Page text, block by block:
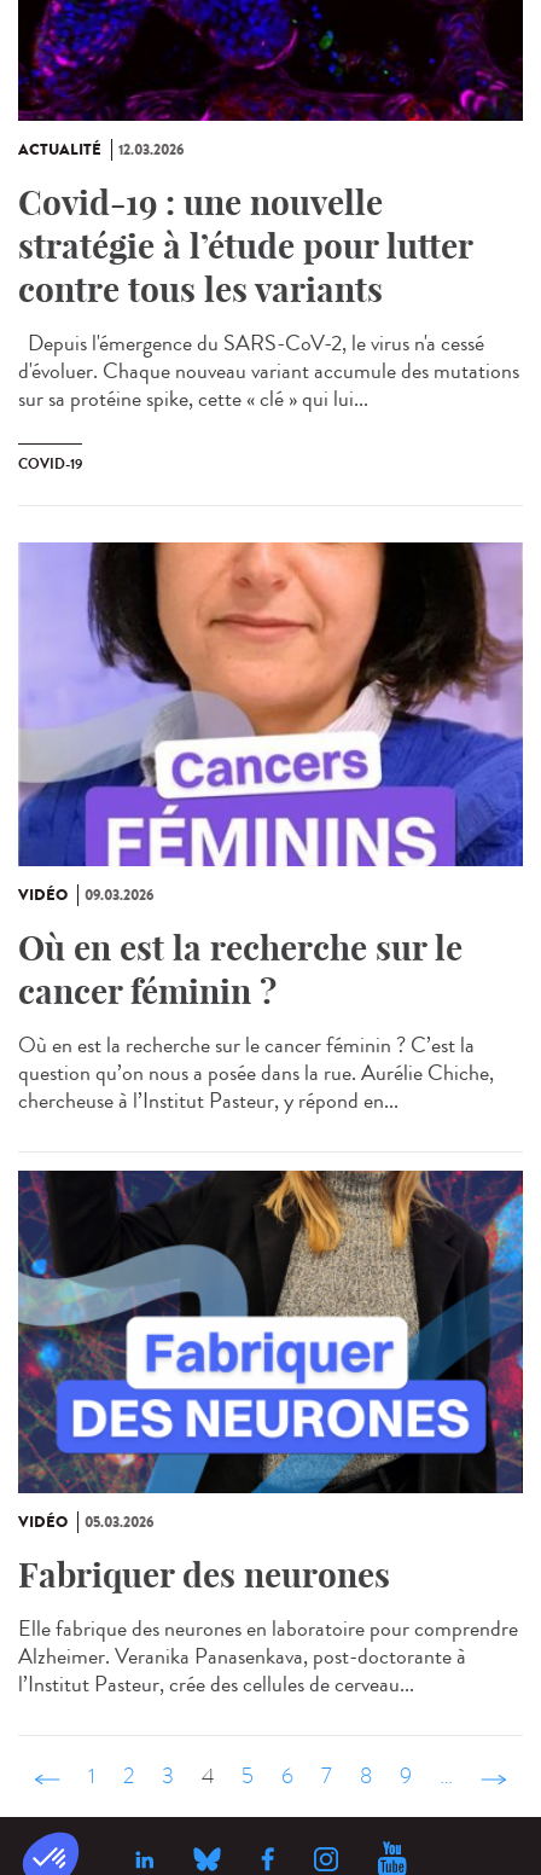
ACTUALITÉ 12.03.2026
Covid-19 : une nouvelle
stratégie à l’étude pour lutter
contre tous les variants
Depuis l'émergence du SARS-CoV-2, le virus n'a cessé
d'évoluer. Chaque nouveau variant accumule des mutations
sur sa protéine spike, cette « clé » qui lui...
COVID-19
VIDÉO 09.03.2026
Où en est la recherche sur le
cancer féminin ?
Où en est la recherche sur le cancer féminin ? C’est la
question qu’on nous a posée dans la rue. Aurélie Chiche,
chercheuse à l’Institut Pasteur, y répond en...
VIDÉO 05.03.2026
Fabriquer des neurones
Elle fabrique des neurones en laboratoire pour comprendre
Alzheimer. Veranika Panasenkava, post-doctorante à
l’Institut Pasteur, crée des cellules de cerveau...
‹ précédent
1 2 3 4 5 6 7 8 9 …